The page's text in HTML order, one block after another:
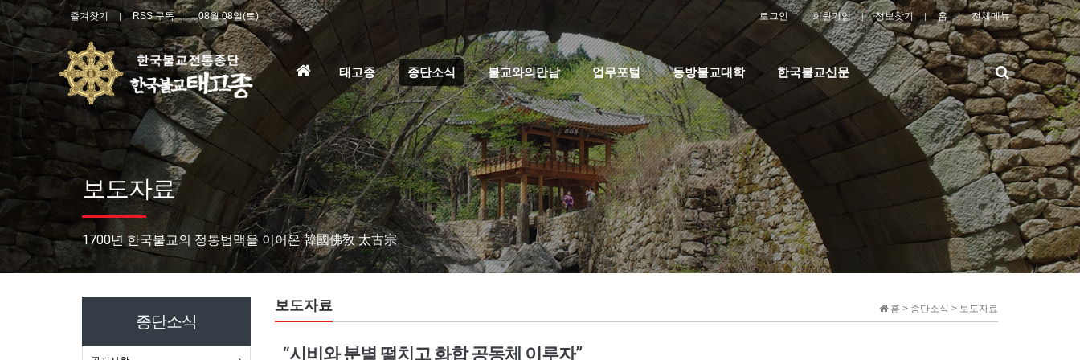
즐겨찾기 RSS 구독 08월 08일(토) 로그인 회원가입 정보찾기 홈 전체메뉴
홈
태고종 종단소식 불교와의만남 업무포털 동방불교대학 한국불교신문
검
색
보도자료
1700년 한국불교의 정통법맥을 이어온 韓國佛敎 太古宗
홈 > 종단소식 > 보도자료
보도자료
“시비와 분별 떨치고 화합 공동체 이루자”
종단소식